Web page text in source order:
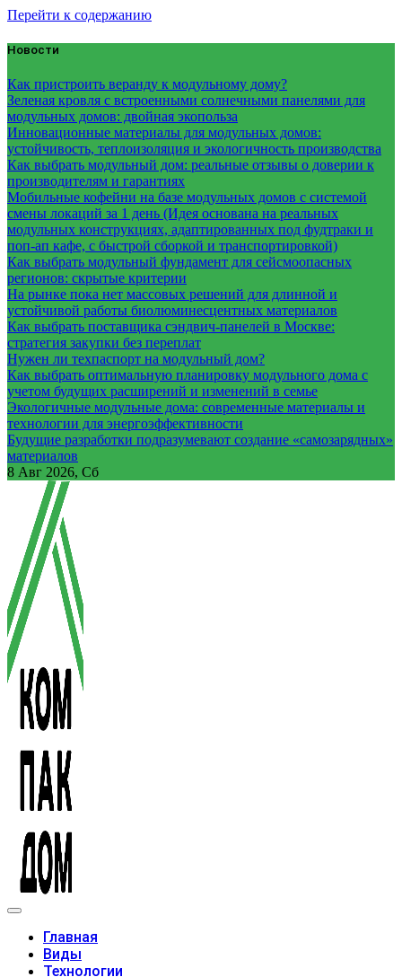
Перейти к содержанию
Новости
Как пристроить веранду к модульному дому?
Зеленая кровля с встроенными солнечными панелями для
модульных домов: двойная экопольза
Инновационные материалы для модульных домов:
устойчивость, теплоизоляция и экологичность производства
Как выбрать модульный дом: реальные отзывы о доверии к
производителям и гарантиях
Мобильные кофейни на базе модульных домов с системой
смены локаций за 1 день (Идея основана на реальных
модульных конструкциях, адаптированных под фудтраки и
поп-ап кафе, с быстрой сборкой и транспортировкой)
Как выбрать модульный фундамент для сейсмоопасных
регионов: скрытые критерии
На рынке пока нет массовых решений для длинной и
устойчивой работы биолюминесцентных материалов
Как выбрать поставщика сэндвич-панелей в Москве:
стратегия закупки без переплат
Нужен ли техпаспорт на модульный дом?
Как выбрать оптимальную планировку модульного дома с
учетом будущих расширений и изменений в семье
Экологичные модульные дома: современные материалы и
технологии для энергоэффективности
Будущие разработки подразумевают создание «самозарядных»
материалов
8 Авг 2026, Сб
Главная
Виды
Технологии